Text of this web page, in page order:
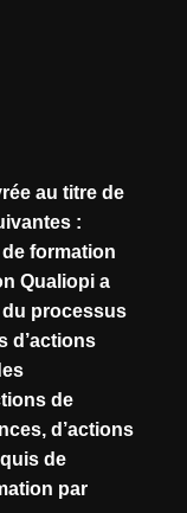
au titre de
:
formation
Qualiopi a
du processus
d’actions
de
d’actions
de
par